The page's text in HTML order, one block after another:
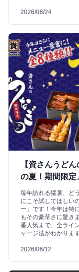
2026/06/24
【資さんうど
の夏！期間限定
毎年訪れる猛暑、ど
にこそ試してほしい
ー」です！今年は特
もその豪華さに驚き
番人気まで、全ライ
ャージ法がわかりま
2026/06/12